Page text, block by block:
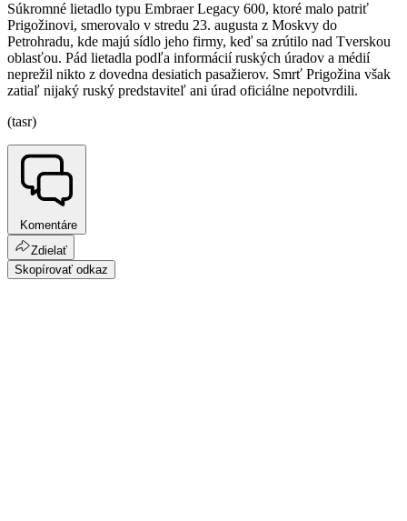
Súkromné lietadlo typu Embraer Legacy 600, ktoré malo patriť
Prigožinovi, smerovalo v stredu 23. augusta z Moskvy do
Petrohradu, kde majú sídlo jeho firmy, keď sa zrútilo nad Tverskou
oblasťou. Pád lietadla podľa informácií ruských úradov a médií
neprežil nikto z dovedna desiatich pasažierov. Smrť Prigožina však
zatiaľ nijaký ruský predstaviteľ ani úrad oficiálne nepotvrdili.
(tasr)
Komentáre
Zdielať
Skopírovať odkaz